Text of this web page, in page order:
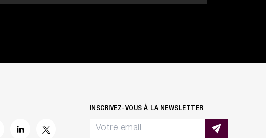
INSCRIVEZ-VOUS À LA NEWSLETTER